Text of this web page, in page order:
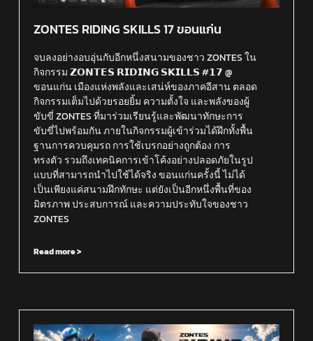
ZONTES RIDING SKILLS 17 ขอนแก่น
จบลงอย่างอบอุ่นกับอีกหนึ่งสนามของชาว ZONTES ใน
กิจกรรม 𝗭𝗢𝗡𝗧𝗘𝗦 𝗥𝗜𝗗𝗜𝗡𝗚 𝗦𝗞𝗜𝗟𝗟𝗦 #𝟭𝟳 @
ขอนแก่น เมืองแห่งพลังและเสน่ห์ของภาคอีสาน ตลอด
กิจกรรมเต็มไปด้วยรอยยิ้ม ความตั้งใจ และพลังของผู้
ขับขี่ ZONTES ที่มาร่วมเรียนรู้และพัฒนาทักษะการ
ขับขี่ไปพร้อมกัน ภายในกิจกรรมผู้เข้าร่วมได้ฝึกทั้งพื้น
ฐานการควบคุมรถ การใช้เบรกอย่างถูกต้อง การ
ทรงตัว รวมถึงเทคนิคการเข้าโค้งอย่างปลอดภัยในรูป
แบบที่สามารถนำไปใช้ได้จริง ขอนแก่นครั้งนี้ ไม่ได้
เป็นเพียงแค่สนามฝึกทักษะ แต่ยังเป็นอีกหนึ่งพื้นที่ของ
มิตรภาพ ประสบการณ์ และความประทับใจของชาว
ZONTES
Read more >